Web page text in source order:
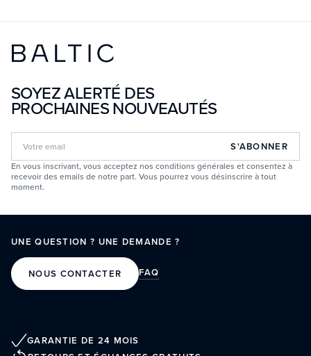
SOYEZ ALERTÉ DES
PROCHAINES NOUVEAUTÉS
S'ABONNER
En vous inscrivant, vous acceptez nos conditions générales et consentez à
recevoir des emails de notre part. Vous pourrez vous désinscrire à tout
moment.
UNE QUESTION ? UNE DEMANDE ?
NOUS CONTACTER FAQ
GARANTIE DE 24 MOIS